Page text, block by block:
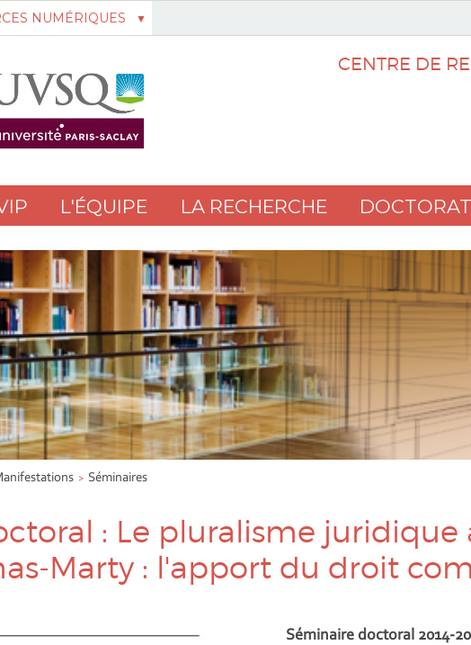
CENTRE DE
L'ÉQUIPE LA RECHERCHE DOCTORAT
Séminaires
: Le pluralisme
Marty : l'apport du droit
Séminaire doctoral 2014-
NUMÉRIQUES